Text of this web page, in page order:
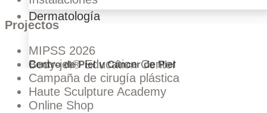
Dermatología
Centro de Piel y Cáncer de Piel
Projectos
MIPSS 2026
Body-jet® Education Center
Campaña de cirugía plástica
Haute Sculpture Academy
Online Shop